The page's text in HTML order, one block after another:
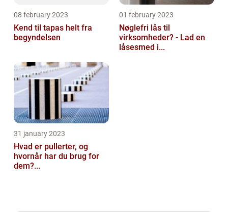
08 february 2023
Kend til tapas helt fra
begyndelsen
01 february 2023
Nøglefri lås til
virksomheder? - Lad en
låsesmed i...
31 january 2023
Hvad er pullerter, og
hvornår har du brug for
dem?...